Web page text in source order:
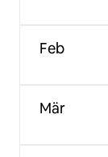
Feb
Mär